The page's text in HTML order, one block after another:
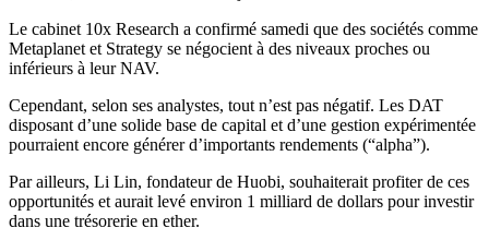
Le cabinet 10x Research a confirmé samedi que des sociétés comme
Metaplanet et Strategy se négocient à des niveaux proches ou
inférieurs à leur NAV.
Cependant, selon ses analystes, tout n’est pas négatif. Les DAT
disposant d’une solide base de capital et d’une gestion expérimentée
pourraient encore générer d’importants rendements (“alpha”).
Par ailleurs, Li Lin, fondateur de Huobi, souhaiterait profiter de ces
opportunités et aurait levé environ 1 milliard de dollars pour investir
dans une trésorerie en ether.